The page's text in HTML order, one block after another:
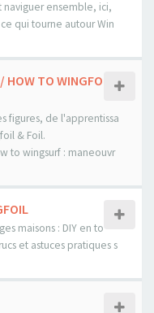
naviguer ensemble, ici,
qui tourne autour Win
HOW TO WINGFO
figures, de l'apprentissa
& Foil.
to wingsurf : maneouvr
maisons : DIY en to
et astuces pratiques s